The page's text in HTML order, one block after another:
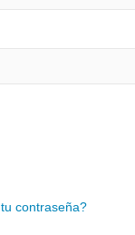
contraseña?